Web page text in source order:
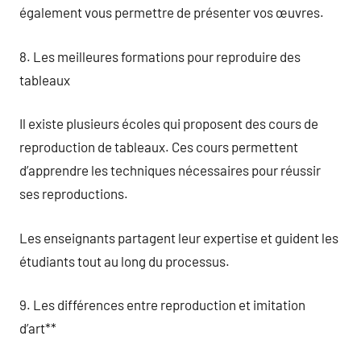
également vous permettre de présenter vos œuvres.
8. Les meilleures formations pour reproduire des
tableaux
Il existe plusieurs écoles qui proposent des cours de
reproduction de tableaux. Ces cours permettent
d’apprendre les techniques nécessaires pour réussir
ses reproductions.
Les enseignants partagent leur expertise et guident les
étudiants tout au long du processus.
9. Les différences entre reproduction et imitation
d’art**